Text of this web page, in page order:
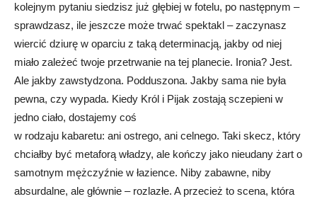
kolejnym pytaniu siedzisz już głębiej w fotelu, po następnym –
sprawdzasz, ile jeszcze może trwać spektakl – zaczynasz
wiercić dziurę w oparciu z taką determinacją, jakby od niej
miało zależeć twoje przetrwanie na tej planecie. Ironia? Jest.
Ale jakby zawstydzona. Podduszona. Jakby sama nie była
pewna, czy wypada. Kiedy Król i Pijak zostają sczepieni w
jedno ciało, dostajemy coś
w rodzaju kabaretu: ani ostrego, ani celnego. Taki skecz, który
chciałby być metaforą władzy, ale kończy jako nieudany żart o
samotnym mężczyźnie w łazience. Niby zabawne, niby
absurdalne, ale głównie – rozlazłe. A przecież to scena, która